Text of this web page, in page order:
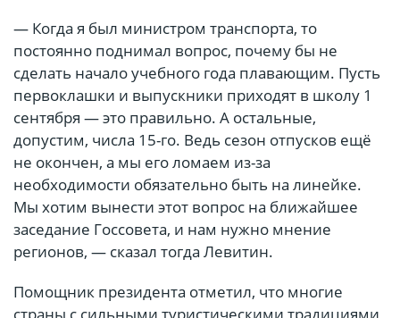
— Когда я был министром транспорта, то
постоянно поднимал вопрос, почему бы не
сделать начало учебного года плавающим. Пусть
первоклашки и выпускники приходят в школу 1
сентября — это правильно. А остальные,
допустим, числа 15-го. Ведь сезон отпусков ещё
не окончен, а мы его ломаем из-за
необходимости обязательно быть на линейке.
Мы хотим вынести этот вопрос на ближайшее
заседание Госсовета, и нам нужно мнение
регионов, — сказал тогда Левитин.
Помощник президента отметил, что многие